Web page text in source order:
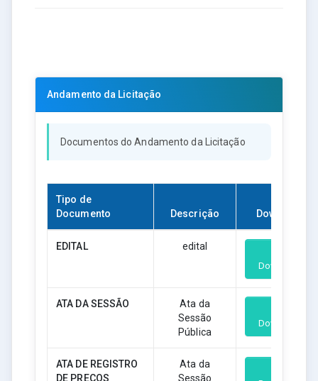
Andamento da Licitação
Documentos do Andamento da Licitação
Tipo de
Documento
Descrição Download
EDITAL edital
Download
ATA DA SESSÃO
Ata da
Sessão
Pública
Download
ATA DE REGISTRO
DE PREÇOS
Ata da
Sessão